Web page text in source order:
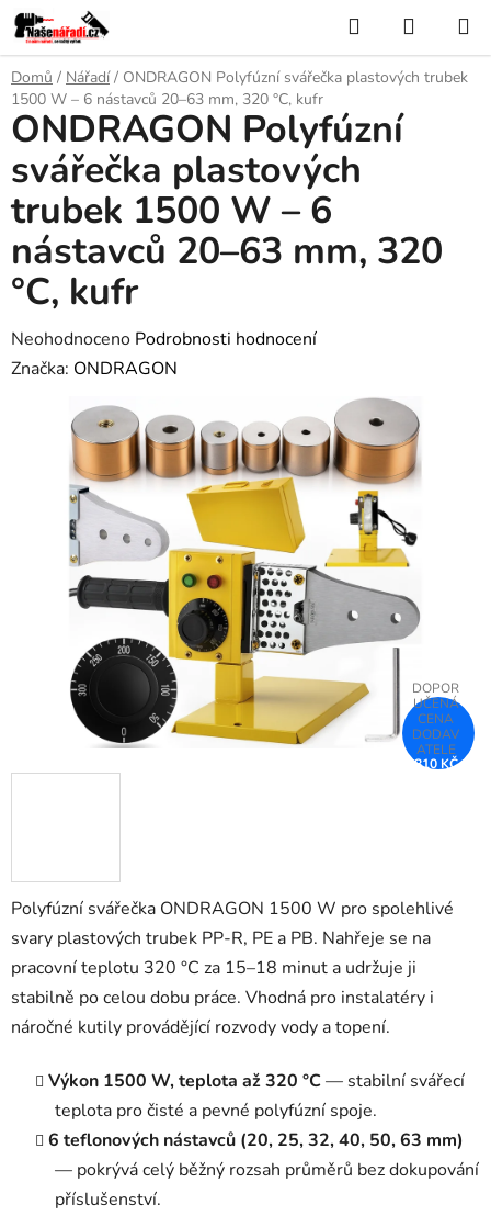
Přejít
na
obsah
Hledat
KOŠÍK
Domů / Nářadí / ONDRAGON Polyfúzní svářečka plastových trubek
1500 W – 6 nástavců 20–63 mm, 320 °C, kufr
Polyfúzní svářečka ONDRAGON 1500 W pro spolehlivé
svary plastových trubek PP-R, PE a PB. Nahřeje se na
pracovní teplotu 320 °C za 15–18 minut a udržuje ji
stabilně po celou dobu práce. Vhodná pro instalatéry i
náročné kutily provádějící rozvody vody a topení.
Výkon 1500 W, teplota až 320 °C— stabilní svářecí
teplota pro čisté a pevné polyfúzní spoje.
6 teflonových nástavců (20, 25, 32, 40, 50, 63 mm)
— pokrývá celý běžný rozsah průměrů bez dokupování
příslušenství.
ONDRAGON Polyfúzní
svářečka plastových
trubek 1500 W – 6
nástavců 20–63 mm, 320
°C, kufr
Průměrné
hodnocení
hvězdiček.
Neohodnoceno Podrobnosti hodnocení
Značka: ONDRAGON
810 KČ